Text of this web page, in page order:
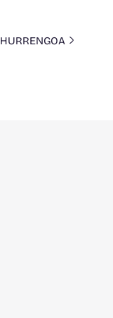
HURRENGOA